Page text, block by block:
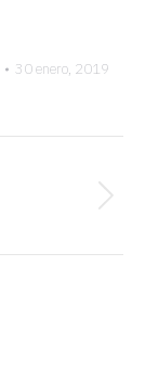
30 enero, 2019